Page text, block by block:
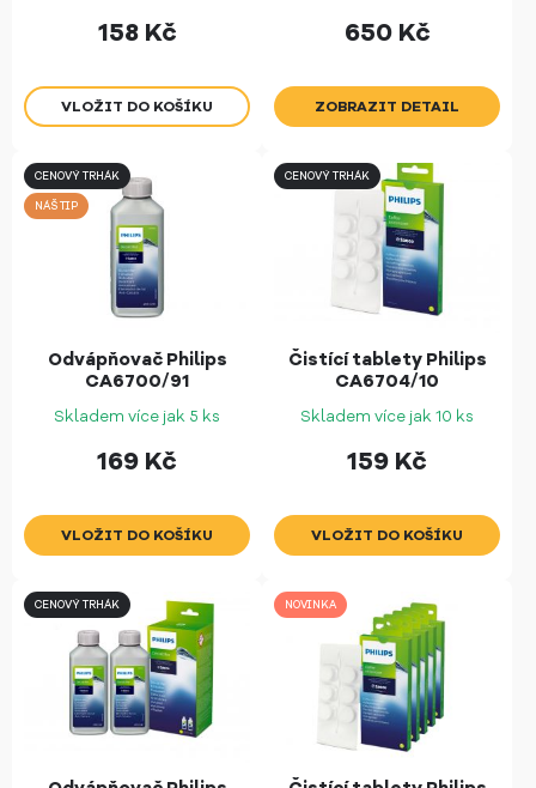
158 Kč 650 Kč
ZOBRAZIT DETAIL
CENOVÝ TRHÁK
NÁŠ TIP
Odvápňovač Philips
CA6700/91
Skladem více jak 5 ks
169 Kč
CENOVÝ TRHÁK
Čistící tablety Philips
CA6704/10
Skladem více jak 10 ks
159 Kč
CENOVÝ TRHÁK NOVINKA